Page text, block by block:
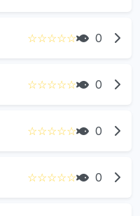
☆☆☆☆☆ 0
☆☆☆☆☆ 0
☆☆☆☆☆ 0
☆☆☆☆☆ 0